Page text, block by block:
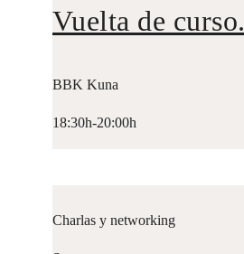
Vuelta de curso.
BBK Kuna
18:30h-20:00h
Charlas y networking